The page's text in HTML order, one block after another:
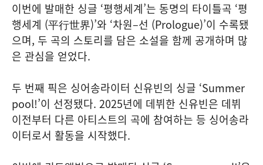
이번에 발매한 싱글 ‘평행세계’는 동명의 타이틀곡 ‘평
행세계 (平行世界)’와 ‘차원–선 (Prologue)’이 수록됐
으며, 두 곡의 스토리를 담은 소설을 함께 공개하며 많
은 관심을 얻었다.
두 번째 픽은 싱어송라이터 신유빈의 싱글 ‘Summer
pool!’이 선정됐다. 2025년에 데뷔한 신유빈은 데뷔
이전부터 다른 아티스트의 곡에 참여하는 등 싱어송라
이터로서 활동을 시작했다.